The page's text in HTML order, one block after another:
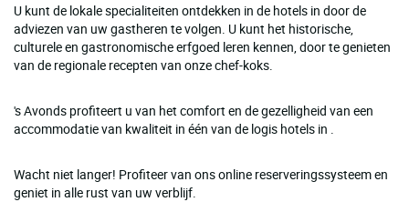
U kunt de lokale specialiteiten ontdekken in de hotels in door de
adviezen van uw gastheren te volgen. U kunt het historische,
culturele en gastronomische erfgoed leren kennen, door te genieten
van de regionale recepten van onze chef-koks.
's Avonds profiteert u van het comfort en de gezelligheid van een
accommodatie van kwaliteit in één van de logis hotels in .
Wacht niet langer! Profiteer van ons online reserveringssysteem en
geniet in alle rust van uw verblijf.